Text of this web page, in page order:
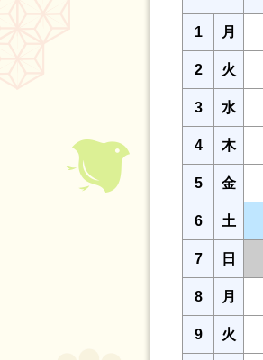
1 月
2 火
3 水
4 木
5 金
6 土
7 日
8 月
9 火